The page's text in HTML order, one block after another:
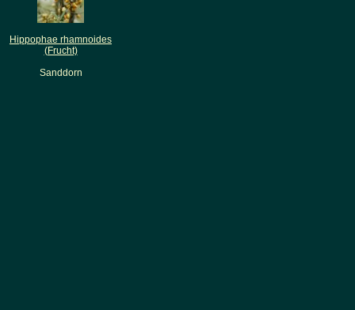
Hippophae rhamnoides
(Frucht)
Sanddorn